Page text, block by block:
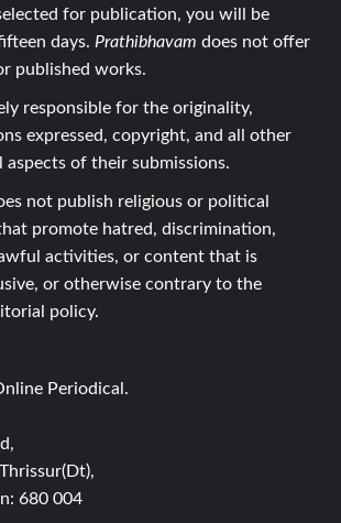
for publication, you will be
days. Prathibhavam does not offer
published works.
responsible for the originality,
expressed, copyright, and all other
aspects of their submissions.
not publish religious or political
promote hatred, discrimination,
activities, or content that is
or otherwise contrary to the
policy.
Periodical.
680 004